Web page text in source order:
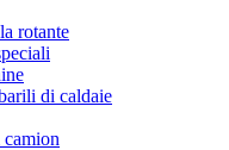
rotante
di caldaie